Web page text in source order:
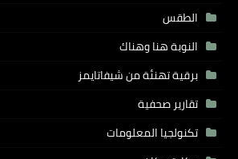
الطقس
النوبة هنا وهناك
برقية تهنئة من شيفاتايمز
تقارير صحفية
تكنولجيا المعلومات